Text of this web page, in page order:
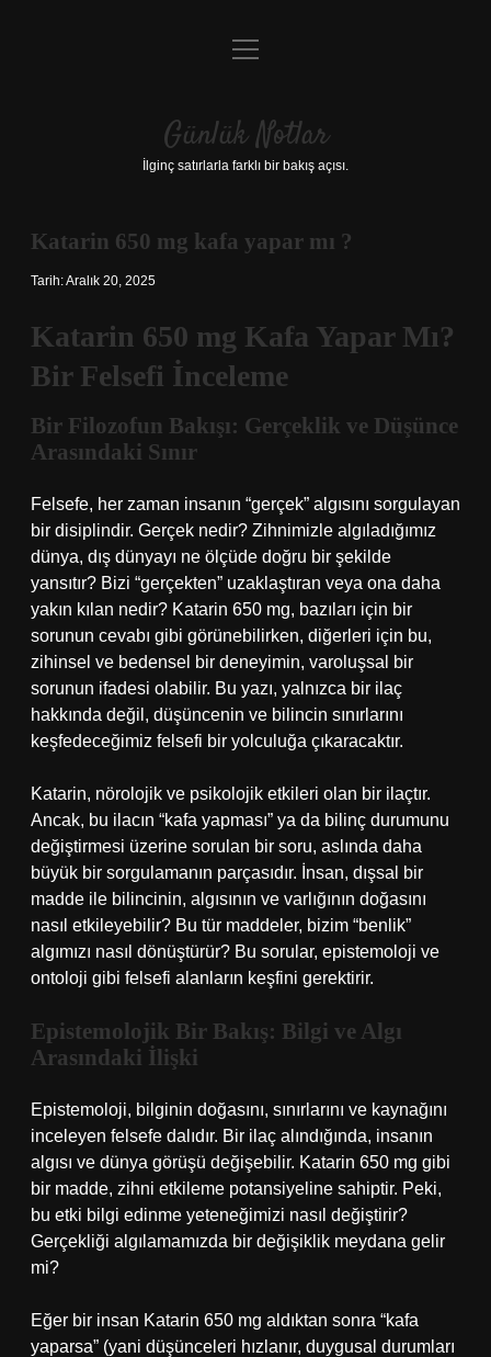
Anasayfa
Yasal Uyarı
menüyü
Günlük Notlar
İlginç satırlarla farklı bir bakış açısı.
Katarin 650 mg kafa yapar mı ?
Tarih: Aralık 20, 2025
Katarin 650 mg Kafa Yapar Mı?
Bir Felsefi İnceleme
Bir Filozofun Bakışı: Gerçeklik ve Düşünce
Arasındaki Sınır
Felsefe, her zaman insanın “gerçek” algısını sorgulayan
bir disiplindir. Gerçek nedir? Zihnimizle algıladığımız
dünya, dış dünyayı ne ölçüde doğru bir şekilde
yansıtır? Bizi “gerçekten” uzaklaştıran veya ona daha
yakın kılan nedir? Katarin 650 mg, bazıları için bir
sorunun cevabı gibi görünebilirken, diğerleri için bu,
zihinsel ve bedensel bir deneyimin, varoluşsal bir
sorunun ifadesi olabilir. Bu yazı, yalnızca bir ilaç
hakkında değil, düşüncenin ve bilincin sınırlarını
keşfedeceğimiz felsefi bir yolculuğa çıkaracaktır.
Katarin, nörolojik ve psikolojik etkileri olan bir ilaçtır.
Ancak, bu ilacın “kafa yapması” ya da bilinç durumunu
değiştirmesi üzerine sorulan bir soru, aslında daha
büyük bir sorgulamanın parçasıdır. İnsan, dışsal bir
madde ile bilincinin, algısının ve varlığının doğasını
nasıl etkileyebilir? Bu tür maddeler, bizim “benlik”
algımızı nasıl dönüştürür? Bu sorular, epistemoloji ve
ontoloji gibi felsefi alanların keşfini gerektirir.
Epistemolojik Bir Bakış: Bilgi ve Algı
Arasındaki İlişki
Epistemoloji, bilginin doğasını, sınırlarını ve kaynağını
inceleyen felsefe dalıdır. Bir ilaç alındığında, insanın
algısı ve dünya görüşü değişebilir. Katarin 650 mg gibi
bir madde, zihni etkileme potansiyeline sahiptir. Peki,
bu etki bilgi edinme yeteneğimizi nasıl değiştirir?
Gerçekliği algılamamızda bir değişiklik meydana gelir
mi?
Eğer bir insan Katarin 650 mg aldıktan sonra “kafa
yaparsa” (yani düşünceleri hızlanır, duygusal durumları